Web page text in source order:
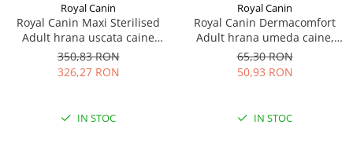
Royal Canin
Royal Canin Maxi Sterilised
Adult hrana uscata caine
sterilizat, 12 kg
350,83 RON
326,27 RON
IN STOC
Royal Canin
Royal Canin Dermacomfort
Adult hrana umeda caine,
prevenirea iritatiilor pielii
(Loaf), 12 x 85 g
65,30 RON
50,93 RON
IN STOC